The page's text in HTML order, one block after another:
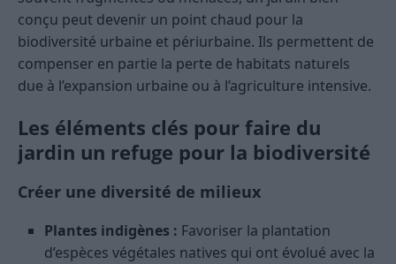
conçu peut devenir un point chaud pour la
biodiversité urbaine et périurbaine. Ils permettent de
compenser en partie la perte de habitats naturels
due à l’expansion urbaine ou à l’agriculture intensive.
Les éléments clés pour faire du
jardin un refuge pour la biodiversité
Créer une diversité de milieux
Plantes indigènes : Favoriser la plantation
d’espèces végétales natives qui ont évolué avec la